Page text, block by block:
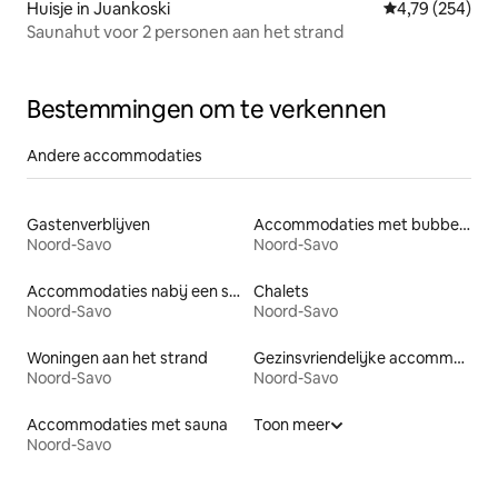
Huisje in Juankoski Gemiddelde
4,79 (254)
Saunahut voor 2 personen aan het strand
Bestemmingen om te verkennen
Andere accommodaties
Gastenverblijven
Noord-Savo
Accommodaties met bubbelbad
Noord-Savo
Accommodaties nabij een strand
Noord-Savo
Chalets
Noord-Savo
Woningen aan het strand
Noord-Savo
Gezinsvriendelijke accommodaties
Noord-Savo
Accommodaties met sauna
Noord-Savo
Toon meer